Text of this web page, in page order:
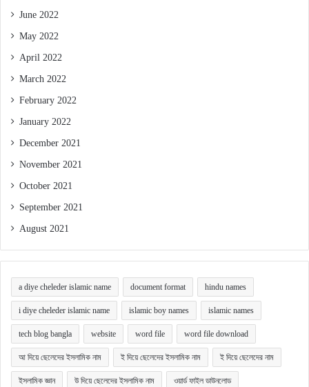
June 2022
May 2022
April 2022
March 2022
February 2022
January 2022
December 2021
November 2021
October 2021
September 2021
August 2021
a diye cheleder islamic name document format hindu names
i diye cheleder islamic name islamic boy names islamic names
tech blog bangla website word file word file download
আ দিয়ে ছেলেদের ইসলামিক নাম ই দিয়ে ছেলেদের ইসলামিক নাম ই দিয়ে ছেলেদের নাম
ইসলামিক জ্ঞান উ দিয়ে ছেলেদের ইসলামিক নাম ওয়ার্ড ফাইল ডাউনলোড